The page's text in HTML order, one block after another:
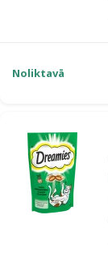
Noliktavā